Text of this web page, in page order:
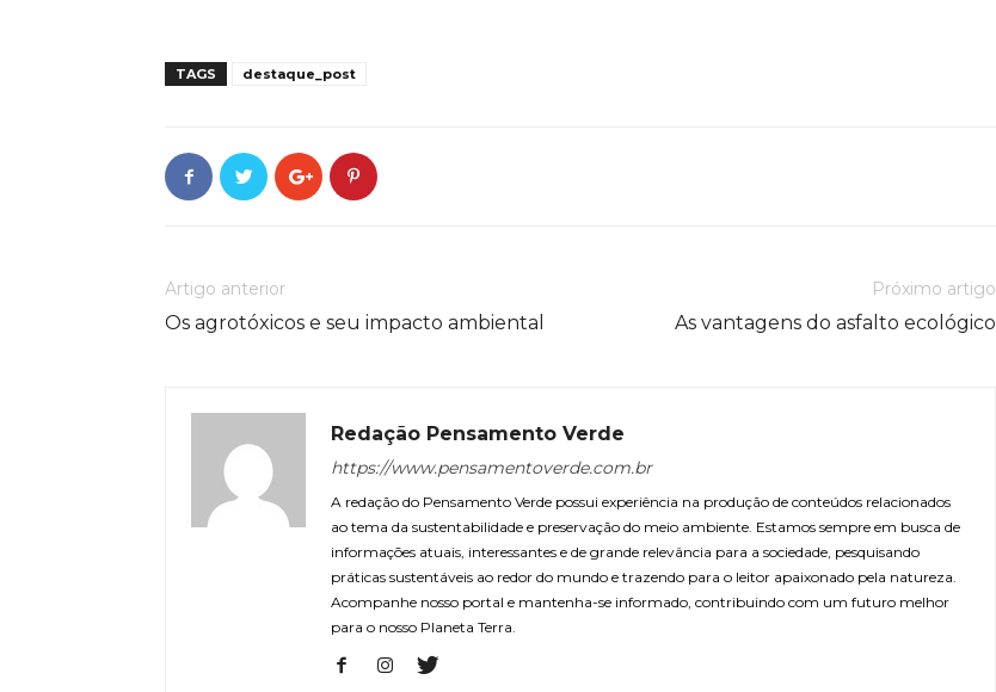
TAGS destaque_post
Artigo anterior
Os agrotóxicos e seu impacto ambiental
Próximo artigo
As vantagens do asfalto ecológico
Redação Pensamento Verde
https://www.pensamentoverde.com.br
A redação do Pensamento Verde possui experiência na produção de conteúdos relacionados
ao tema da sustentabilidade e preservação do meio ambiente. Estamos sempre em busca de
informações atuais, interessantes e de grande relevância para a sociedade, pesquisando
práticas sustentáveis ao redor do mundo e trazendo para o leitor apaixonado pela natureza.
Acompanhe nosso portal e mantenha-se informado, contribuindo com um futuro melhor
para o nosso Planeta Terra.